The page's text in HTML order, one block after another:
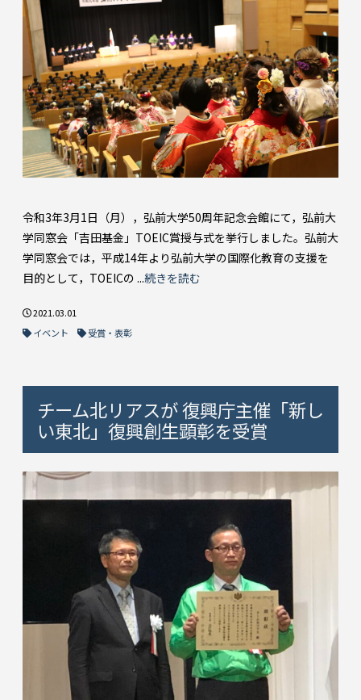
令和3年3月1日（月），弘前大学50周年記念会館にて，弘前大
学同窓会「吉田基金」TOEIC賞授与式を挙行しました。弘前大
学同窓会では，平成14年より弘前大学の国際化教育の支援を
目的として，TOEICの ...続きを読む
2021.03.01
イベント
受賞・表彰
チーム北リアスが 復興庁主催「新し
い東北」復興創生顕彰を受賞